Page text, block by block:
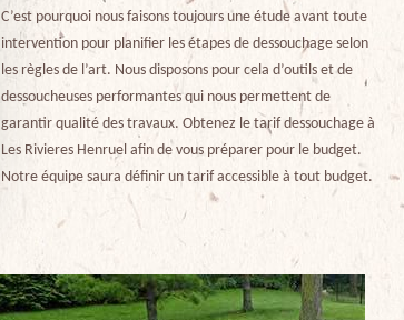
C’est pourquoi nous faisons toujours une étude avant toute
intervention pour planifier les étapes de dessouchage selon
les règles de l’art. Nous disposons pour cela d’outils et de
dessoucheuses performantes qui nous permettent de
garantir qualité des travaux. Obtenez le tarif dessouchage à
Les Rivieres Henruel afin de vous préparer pour le budget.
Notre équipe saura définir un tarif accessible à tout budget.